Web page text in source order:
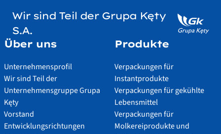
Wir sind Teil der Grupa Kęty
S.A.
Über uns
Unternehmensprofil
Wir sind Teil der
Unternehmensgruppe Grupa
Kęty
Vorstand
Entwicklungsrichtungen
Produkte
Verpackungen für
Instantprodukte
Verpackungen für gekühlte
Lebensmittel
Verpackungen für
Molkereiprodukte und